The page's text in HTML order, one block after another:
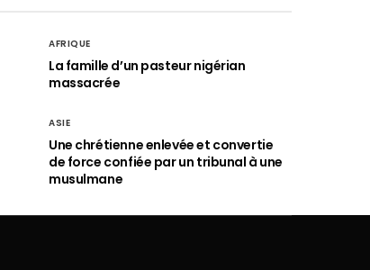
AFRIQUE
La famille d’un pasteur nigérian
massacrée
ASIE
Une chrétienne enlevée et convertie
de force confiée par un tribunal à une
musulmane